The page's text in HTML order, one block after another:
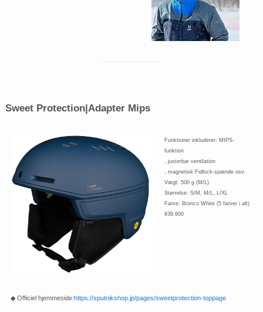
Sweet Protection|Adapter Mips
Funktioner inkluderer: MIPS-
funktion
, justerbar ventilation
, magnetisk Fidlock-spænde osv.
Vægt: 500 g (M/L)
Størrelse: S/M, M/L, L/XL
Farve: Bronco White (5 farver i alt)
¥39.600
◆ Officiel hjemmeside:https://sputnikshop.jp/pages/sweetprotection-toppage